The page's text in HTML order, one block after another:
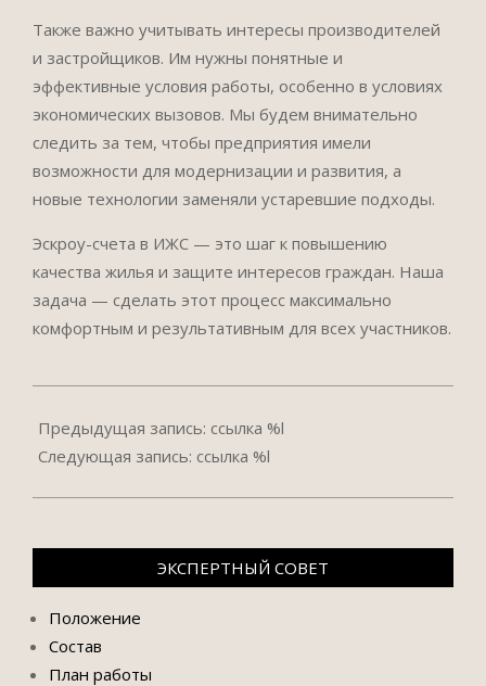
Также важно учитывать интересы производителей
и застройщиков. Им нужны понятные и
эффективные условия работы, особенно в условиях
экономических вызовов. Мы будем внимательно
следить за тем, чтобы предприятия имели
возможности для модернизации и развития, а
новые технологии заменяли устаревшие подходы.
Эскроу-счета в ИЖС — это шаг к повышению
качества жилья и защите интересов граждан. Наша
задача — сделать этот процесс максимально
комфортным и результативным для всех участников.
12-
03
Предыдущая запись: ссылка %l
Следующая запись: ссылка %l
ЭКСПЕРТНЫЙ СОВЕТ
Положение
Состав
План работы